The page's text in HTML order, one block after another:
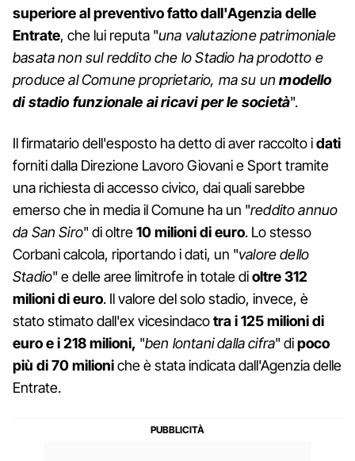
superiore al preventivo fatto dall'Agenzia delle
Entrate, che lui reputa "una valutazione patrimoniale
basata non sul reddito che lo Stadio ha prodotto e
produce al Comune proprietario, ma su unmodello
di stadio funzionale ai ricavi per le società".
Il firmatario dell'esposto ha detto di aver raccolto idati
forniti dalla Direzione Lavoro Giovani e Sport tramite
una richiesta di accesso civico, dai quali sarebbe
emerso che in media il Comune ha un "reddito annuo
da San Siro" di oltre10 milioni di euro. Lo stesso
Corbani calcola, riportando i dati, un "valore dello
Stadio" e delle aree limitrofe in totale dioltre 312
milioni di euro. Il valore del solo stadio, invece, è
stato stimato dall'ex vicesindacotra i 125 milioni di
euro e i 218 milioni, "ben lontani dalla cifra" dipoco
più di 70 milioniche è stata indicata dall'Agenzia delle
Entrate.